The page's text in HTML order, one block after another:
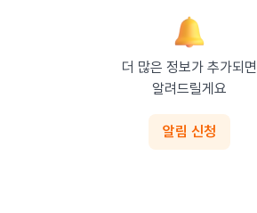
더 많은 정보가 추가되면
알려드릴게요
알림 신청